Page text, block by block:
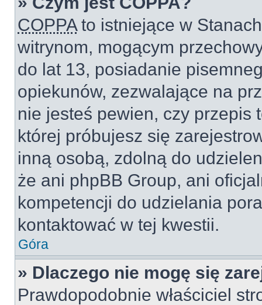
COPPAto istniejące w
witrynom, mogącym
do lat 13, posiadanie
opiekunów, zezwalające na
nie jesteś pewien, czy przepis
której próbujesz się
inną osobą, zdolną do
że ani phpBB Group, ani
kompetencji do udzielania
kontaktować w tej kwestii.
Góra
» Dlaczego nie mogę się
Prawdopodobnie właściciel